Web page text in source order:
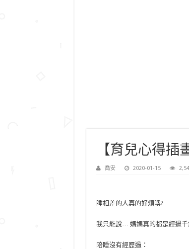
【育兒心得插
喬安 2020-01-15
睡相差的人真的好煩噢?
我只能說… 媽媽真的都是經過千
陪睡沒有經歷過：